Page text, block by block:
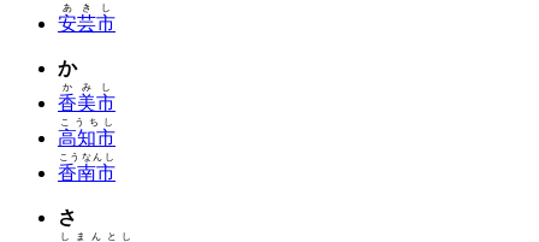
安芸市
あきし
か
香美市
かみし
高知市
こうちし
香南市
こうなんし
さ
しまんとし